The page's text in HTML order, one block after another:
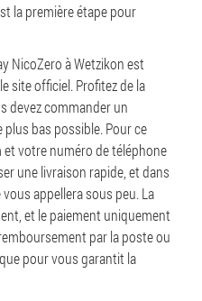
la première étape pour
NicoZero à Wetzikon est
site officiel. Profitez de la
devez commander un
bas possible. Pour ce
votre numéro de téléphone
une livraison rapide, et dans
appellera sous peu. La
et le paiement uniquement
par la poste ou
pour vous garantit la